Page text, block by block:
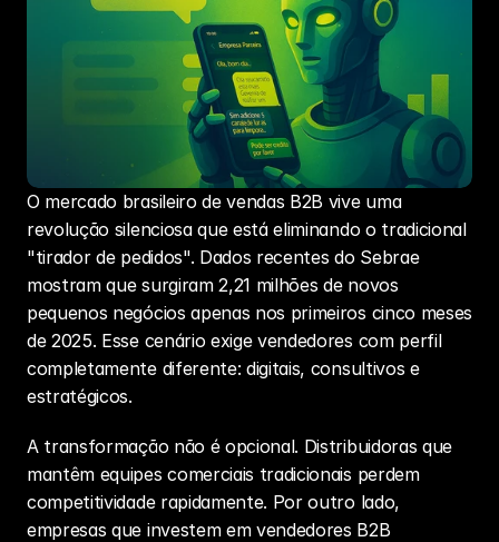
O mercado brasileiro de vendas B2B vive uma
revolução silenciosa que está eliminando o tradicional
"tirador de pedidos". Dados recentes do Sebrae
mostram que surgiram 2,21 milhões de novos
pequenos negócios apenas nos primeiros cinco meses
de 2025. Esse cenário exige vendedores com perfil
completamente diferente: digitais, consultivos e
estratégicos.
A transformação não é opcional. Distribuidoras que
mantêm equipes comerciais tradicionais perdem
competitividade rapidamente. Por outro lado,
empresas que investem em vendedores B2B